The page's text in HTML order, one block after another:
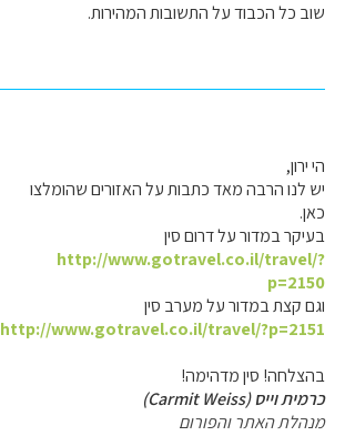
שוב כל הכבוד על התשובות המהירות.
הי ירון,
יש לנו הרבה מאד כתבות על האזורים שהומלצו
כאן.
בעיקר במדור על דרום סין
http://www.gotravel.co.il/travel/?
p=2150
וגם קצת במדור על מערב סין
http://www.gotravel.co.il/travel/?p=2151
בהצלחה! סין מדהימה!
כרמית וייס (Carmit Weiss)
מנהלת האתר והפורום